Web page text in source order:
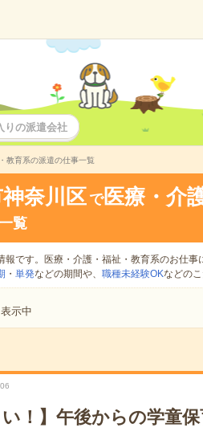
りの派遣会社
教育系の派遣の仕事一覧
奈川区 で医療・介
覧
です。医療・介護・福祉・教育系のお仕事
・ 単発などの期間や、 職種未経験OKなどの
示中
い！】午後からの学童